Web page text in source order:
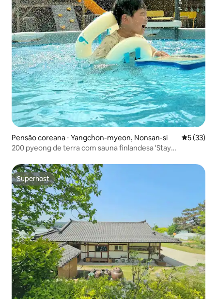
Pensão coreana ⋅ Yangchon-myeon, Nonsan-si 5 de uma
5 (33)
200 pyeong de terra com sauna finlandesa 'Stay
casa dos 30 anos
Superhost
Superhost